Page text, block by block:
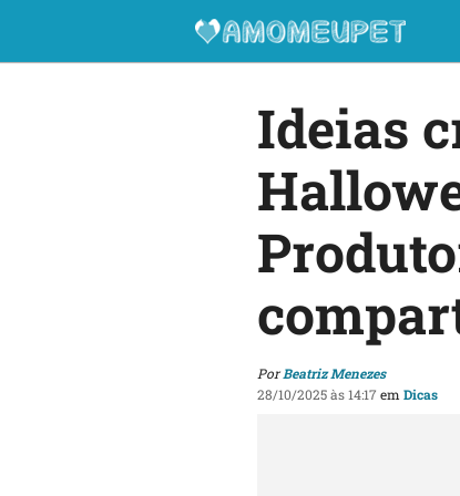
Ideias
PorBeatriz Menezes
28/10/2025 às 14:17 em Dicas